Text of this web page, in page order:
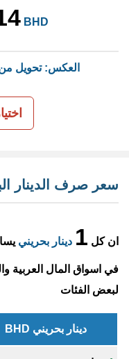
BHD
العكس: تحويل
سعر صرف الدينار
ان كل 1 دينار بحريني
في اسواق المال العربية
لبعض الفئات
دينار بحريني BHD